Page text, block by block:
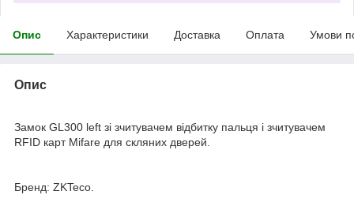
Опис Характеристики Доставка Оплата Умови
Опис
Замок GL300 left зі зчитувачем відбитку пальця і зчитувачем
RFID карт Mifare для скляних дверей.
Бренд: ZKTeco.